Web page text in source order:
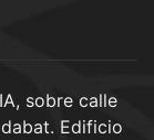
sobre calle
Edificio